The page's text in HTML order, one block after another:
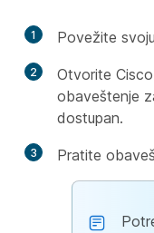
1 Povežite
2
Otvorite
obaveštenje
dostupan.
3 Pratite